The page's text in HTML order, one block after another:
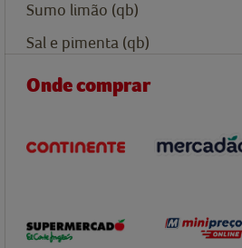
Sumo limão (qb)
Sal e pimenta (qb)
Onde comprar